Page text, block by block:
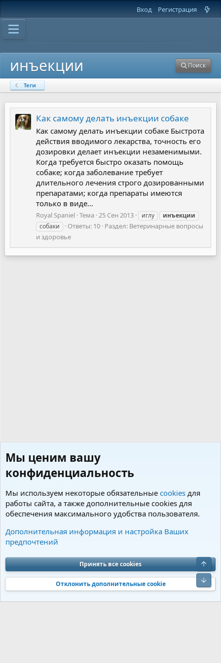
Вход Регистрация
инъекции Поиск
Теги
Как самому делать инъекции собаке
Как самому делать инъекции собаке Быстрота
действия вводимого лекарства, точность его
дозировки делает инъекции незаменимыми.
Когда требуется быстро оказать помощь
собаке; когда заболевание требует
длительного лечения строго дозированными
препаратами; когда препараты имеются
только в виде...
Royal Spaniel Тема 25 Сен 2013 иглу
инъекции
собаки
Ответы: 10 Раздел: Ветеринарные вопросы
и здоровье
Теги
Cookies Charm by DCom
Обратная связь
Условия и правила
Политика конфиденциальности
Помощь
S
S
Community platform by XenForo® © 2010-2026 XenForo Ltd. Перевод от
Jumuro®|Media embeds via s9e/MediaSites
Мы ценим вашу
конфиденциальность
Мы используем некоторые обязательные cookies для
работы сайта, а также дополнительные cookies для
обеспечения максимального удобства пользователя.
Дополнительная информация и настройка Ваших
предпочтений
Принять все cookies
Отклонить дополнительные cookie
Верх
Низ